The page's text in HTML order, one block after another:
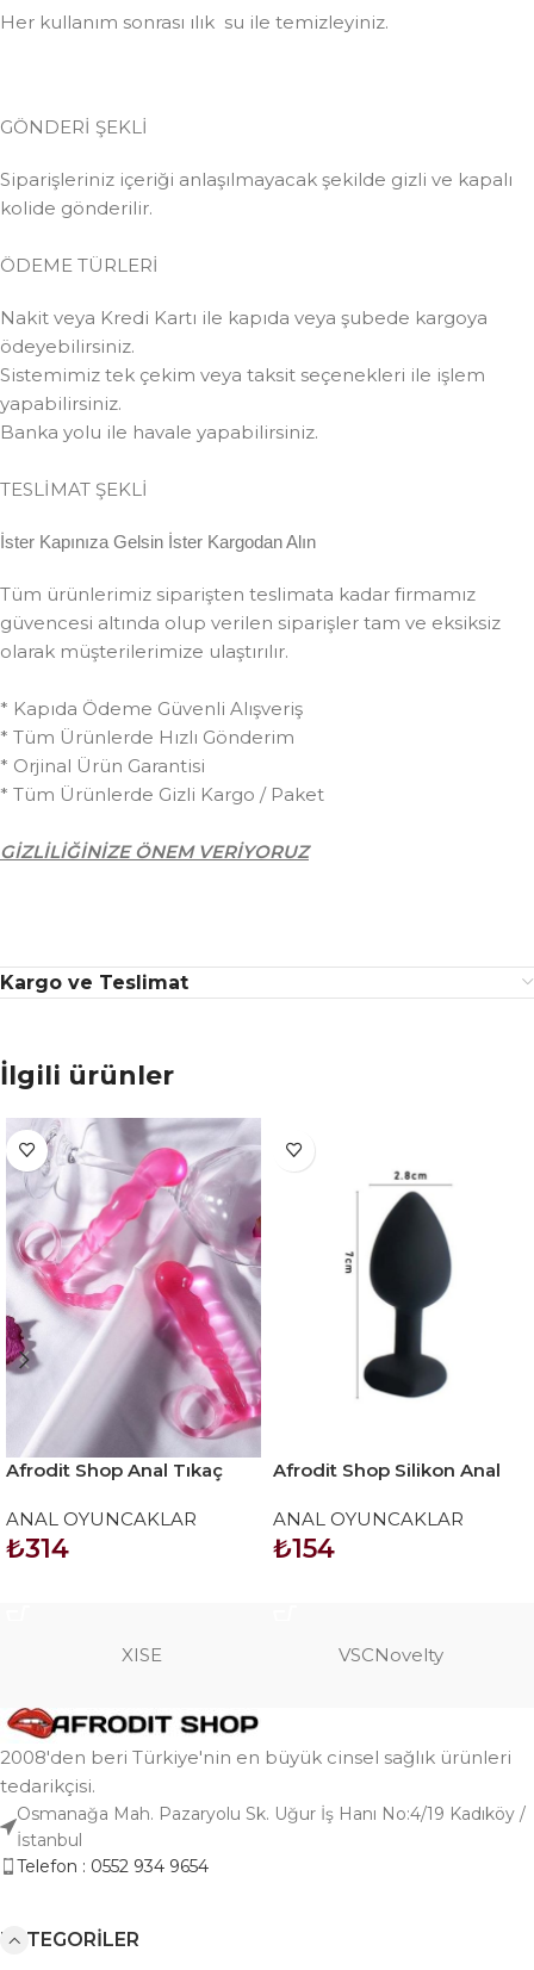
Her kullanım sonrası ılık su ile temizleyiniz.
GÖNDERİ ŞEKLİ
Siparişleriniz içeriği anlaşılmayacak şekilde gizli ve kapalı
kolide gönderilir.
ÖDEME TÜRLERİ
Nakit veya Kredi Kartı ile kapıda veya şubede kargoya
ödeyebilirsiniz.
Sistemimiz tek çekim veya taksit seçenekleri ile işlem
yapabilirsiniz.
Banka yolu ile havale yapabilirsiniz.
TESLİMAT ŞEKLİ
İster Kapınıza Gelsin İster Kargodan Alın
Tüm ürünlerimiz siparişten teslimata kadar firmamız
güvencesi altında olup verilen siparişler tam ve eksiksiz
olarak müşterilerimize ulaştırılır.
* Kapıda Ödeme Güvenli Alışveriş
* Tüm Ürünlerde Hızlı Gönderim
* Orjinal Ürün Garantisi
* Tüm Ürünlerde Gizli Kargo / Paket
GİZLİLİĞİNİZE ÖNEM VERİYORUZ
Kargo ve Teslimat
İlgili ürünler
Afrodit Shop Anal Tıkaç
70*135MM 39 GR
ANAL OYUNCAKLAR
₺314
Afrodit Shop Silikon Anal
ANAL OYUNCAKLAR
₺154
XISE VSCNovelty
2008'den beri Türkiye'nin en büyük cinsel sağlık ürünleri
tedarikçisi.
Osmanağa Mah. Pazaryolu Sk. Uğur İş Hanı No:4/19 Kadıköy /
İstanbul
Telefon : 0552 934 9654
KATEGORILER